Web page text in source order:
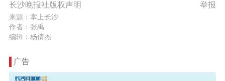
举报
长沙晚报社版权声明
来源：掌上长沙
作者：张禹
编辑：杨倩杰
广告